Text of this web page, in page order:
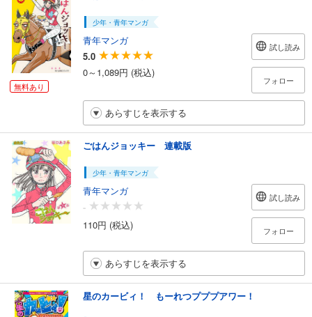
無料あり
少年・青年マンガ
青年マンガ
5.0
0～1,089円 (税込)
試し読み
フォロー
あらすじを表示する
ごはんジョッキー 連載版
少年・青年マンガ
青年マンガ
-
110円 (税込)
試し読み
フォロー
あらすじを表示する
星のカービィ！ もーれつプププアワー！